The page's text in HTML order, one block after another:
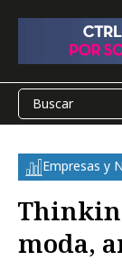
Empresas y
moda,